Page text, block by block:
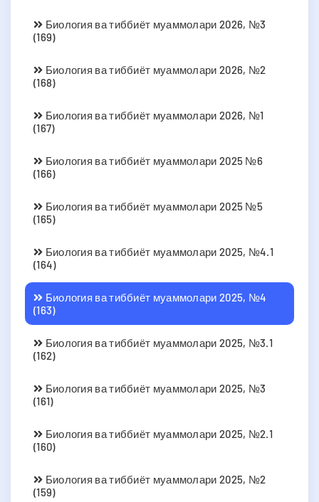
Биология ва тиббиёт муаммолари 2026, №3
(169)
Биология ва тиббиёт муаммолари 2026, №2
(168)
Биология ва тиббиёт муаммолари 2026, №1
(167)
Биология ва тиббиёт муаммолари 2025 №6
(166)
Биология ва тиббиёт муаммолари 2025 №5
(165)
Биология ва тиббиёт муаммолари 2025, №4.1
(164)
Биология ва тиббиёт муаммолари 2025, №4
(163)
Биология ва тиббиёт муаммолари 2025, №3.1
(162)
Биология ва тиббиёт муаммолари 2025, №3
(161)
Биология ва тиббиёт муаммолари 2025, №2.1
(160)
Биология ва тиббиёт муаммолари 2025, №2
(159)